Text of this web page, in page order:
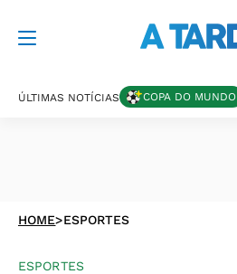
ÚLTIMAS NOTÍCIAS COPA DO MUNDO
HOME>ESPORTES
ESPORTES